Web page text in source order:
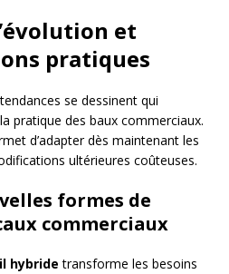
et
pratiques
se dessinent qui
pratique des baux commerciaux.
d’adapter dès maintenant les
ultérieures coûteuses.
formes de
commerciaux
hybride transforme les besoins